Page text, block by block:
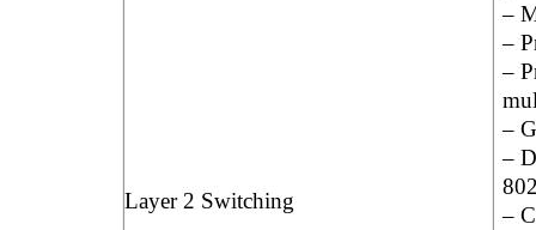
Layer 2 Switching
–
–
–
–
–
–